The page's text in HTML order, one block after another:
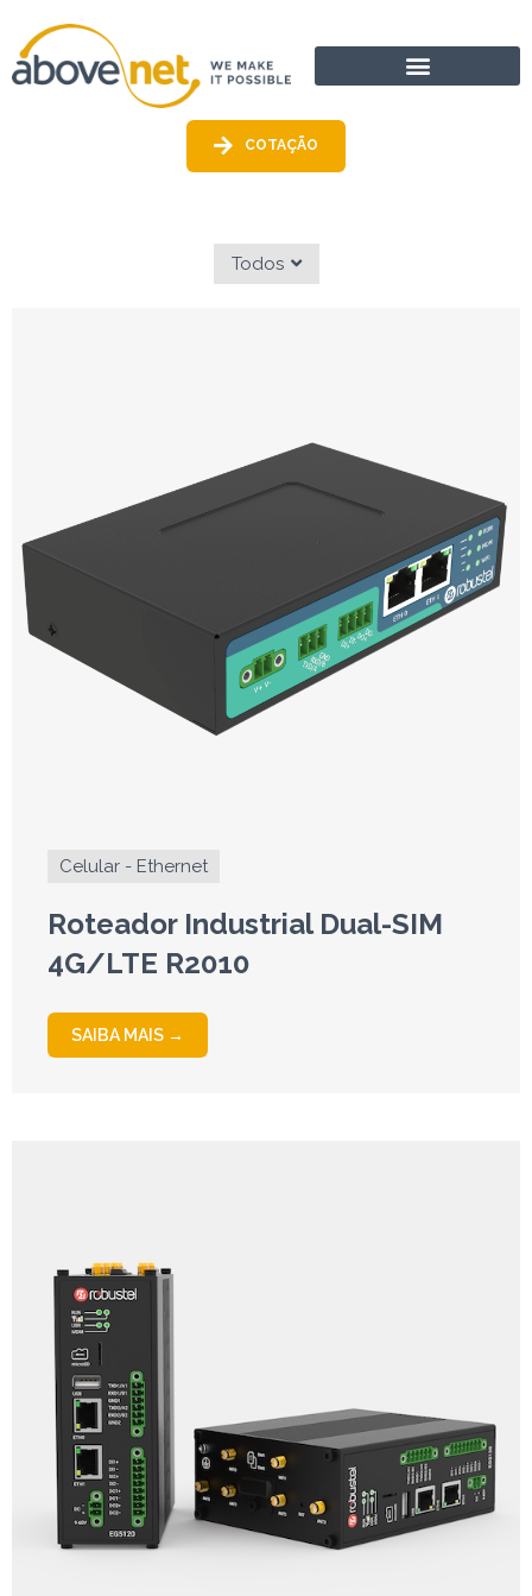
para
COTAÇÃO
Todos
Celular - Ethernet
Roteador Industrial Dual-SIM
4G/LTE R2010
SAIBA MAIS →